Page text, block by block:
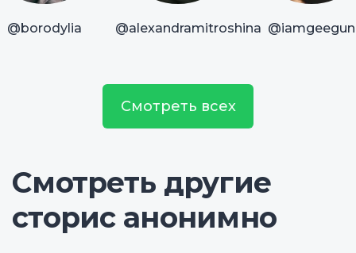
@borodylia @alexandramitroshina @iamgeegun
Смотреть всех
Смотреть другие
сторис анонимно